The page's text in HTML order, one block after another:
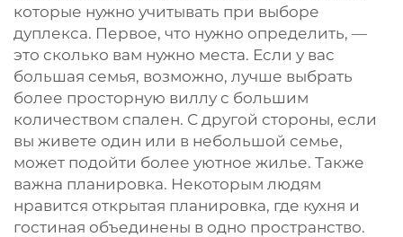
которые нужно учитывать при выборе
дуплекса. Первое, что нужно определить, —
это сколько вам нужно места. Если у вас
большая семья, возможно, лучше выбрать
более просторную виллу с большим
количеством спален. С другой стороны, если
вы живете один или в небольшой семье,
может подойти более уютное жилье. Также
важна планировка. Некоторым людям
нравится открытая планировка, где кухня и
гостиная объединены в одно пространство.